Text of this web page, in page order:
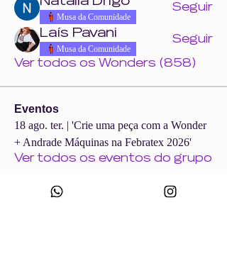
Musa da Comunidade
Seguir
Laís Pavani
Musa da Comunidade
Seguir
Ver todos os Wonders (858)
Eventos
18 ago. ter. | 'Crie uma peça com a Wonder
+ Andrade Máquinas na Febratex 2026'
Ver todos os eventos do grupo